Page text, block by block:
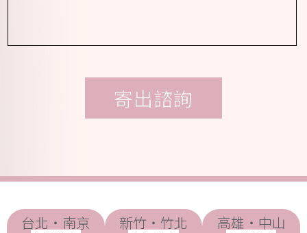
台北・南京 新竹・竹北 高雄・中山